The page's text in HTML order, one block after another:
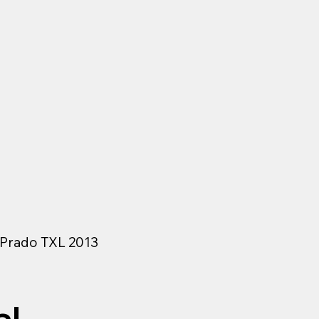
TXL 2013